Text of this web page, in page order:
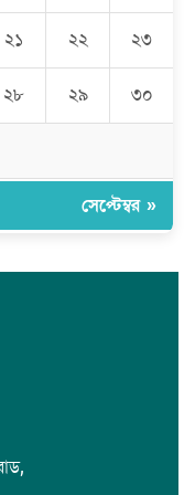
ইফতার
পুরস্কার বিতরণ ও বালিকা
২১ ২২ ২৩
২৮ ২৯ ৩০
সেপ্টেম্বর »